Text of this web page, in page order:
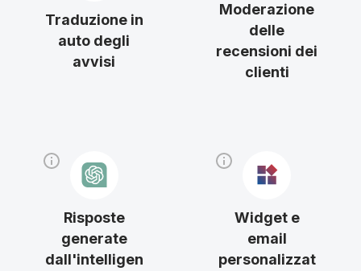
Traduzione in
auto degli
avvisi
Moderazione
delle
recensioni dei
clienti
Risposte
generate
dall'intelligen
Widget e
email
personalizzat